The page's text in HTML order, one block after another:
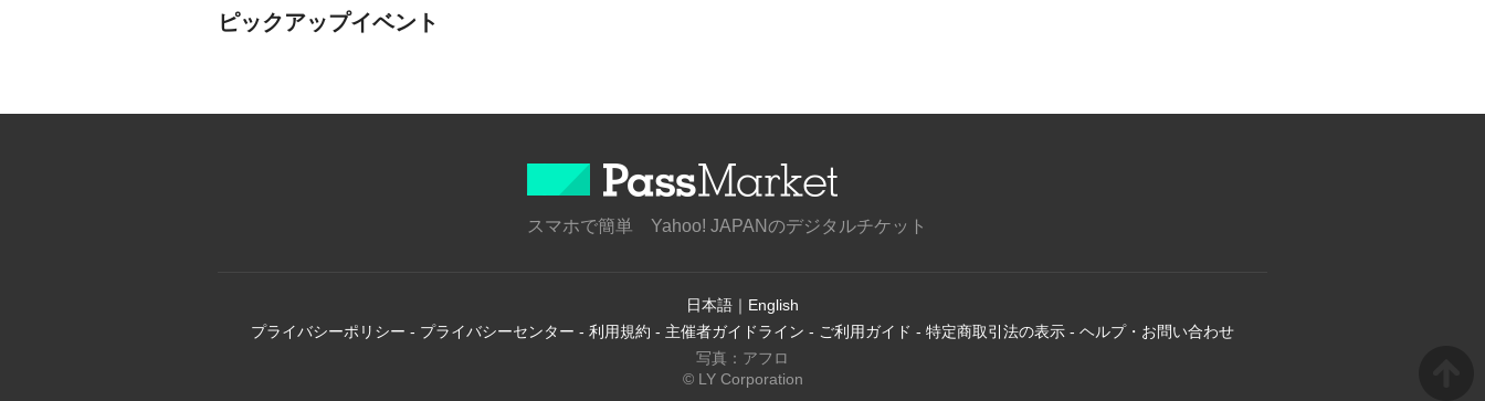
ピックアップイベント
スマホで簡単 Yahoo! JAPANのデジタルチケット
日本語 ｜ English
プライバシーポリシー - プライバシーセンター - 利用規約 - 主催者ガイドライン - ご利用ガイド - 特定商取引法の表示 - ヘルプ・お問い合わせ
写真：アフロ
© LY Corporation